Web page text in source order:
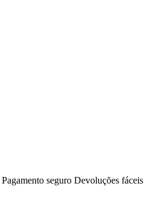
Pagamento seguro Devoluções fáceis